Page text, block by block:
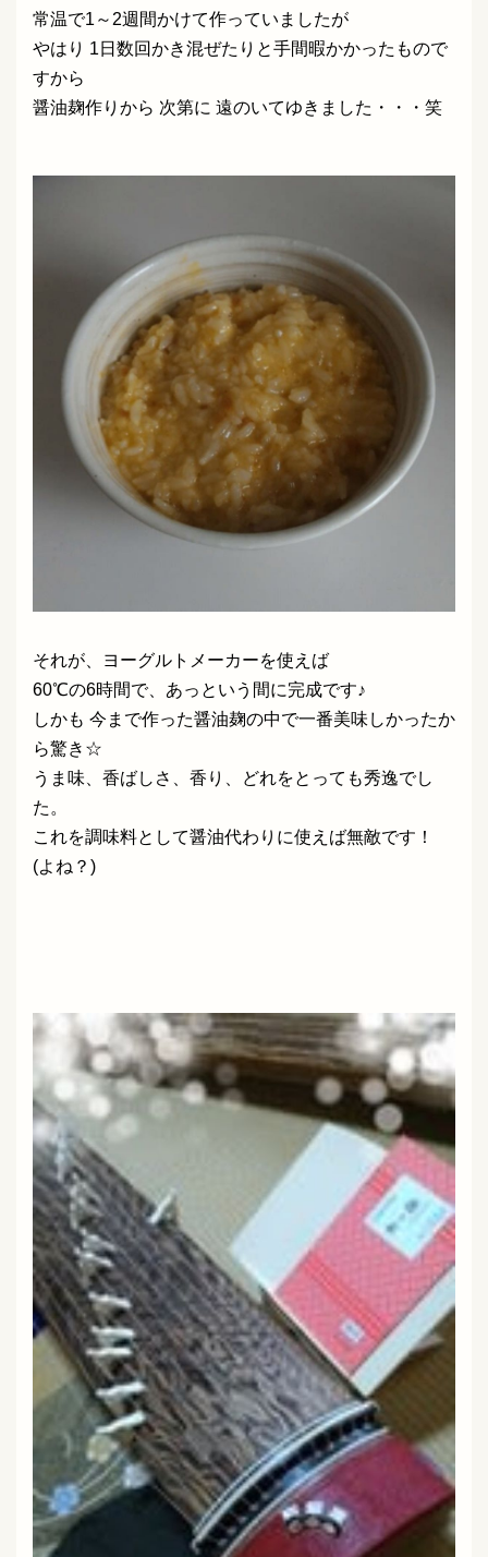
常温で1～2週間かけて作っていましたが
やはり 1日数回かき混ぜたりと手間暇かかったもので
すから
醤油麹作りから 次第に 遠のいてゆきました・・・笑
それが、ヨーグルトメーカーを使えば
60℃の6時間で、あっという間に完成です♪
しかも 今まで作った醤油麹の中で一番美味しかったか
ら驚き☆
うま味、香ばしさ、香り、どれをとっても秀逸でし
た。
これを調味料として醤油代わりに使えば無敵です！
(よね？)